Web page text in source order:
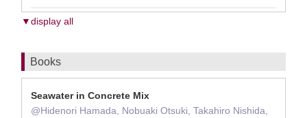
▼display all
Books
Seawater in Concrete Mix
@Hidenori Hamada, Nobuaki Otsuki, Takahiro Nishida,